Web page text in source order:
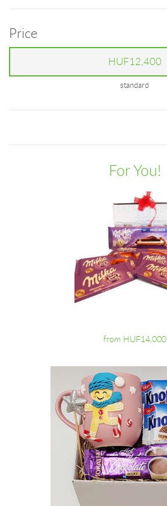
Price
HUF12,400
standard
For You!
from HUF14,000